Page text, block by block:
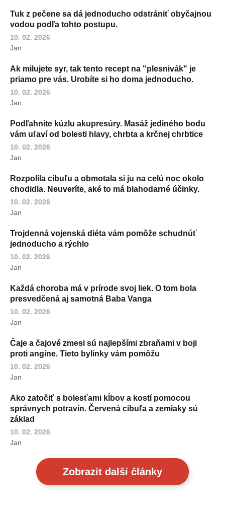
Tuk z pečene sa dá jednoducho odstrániť obyčajnou
vodou podľa tohto postupu.
10. 02. 2026
Jan
Ak milujete syr, tak tento recept na "plesnivák" je
priamo pre vás. Urobíte si ho doma jednoducho.
10. 02. 2026
Jan
Podľahnite kúzlu akupresúry. Masáž jediného bodu
vám uľaví od bolesti hlavy, chrbta a krčnej chrbtice
10. 02. 2026
Jan
Rozpolila cibuľu a obmotala si ju na celú noc okolo
chodidla. Neuveríte, aké to má blahodarné účinky.
10. 02. 2026
Jan
Trojdenná vojenská diéta vám pomôže schudnúť
jednoducho a rýchlo
10. 02. 2026
Jan
Každá choroba má v prírode svoj liek. O tom bola
presvedčená aj samotná Baba Vanga
10. 02. 2026
Jan
Čaje a čajové zmesi sú najlepšími zbraňami v boji
proti angíne. Tieto bylinky vám pomôžu
10. 02. 2026
Jan
Ako zatočiť s bolesťami kĺbov a kostí pomocou
správnych potravín. Červená cibuľa a zemiaky sú
základ
10. 02. 2026
Jan
Zobrazit další články